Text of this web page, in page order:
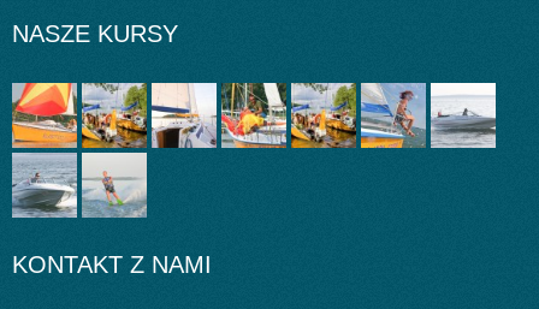
NASZE KURSY
KONTAKT Z NAMI